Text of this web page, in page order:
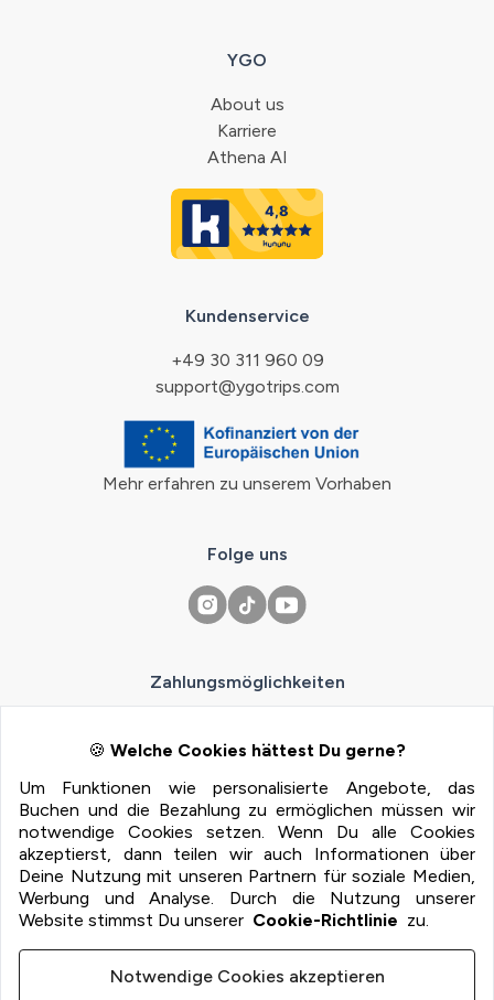
🍪 Welche Cookies hättest Du gerne?
Um Funktionen wie personalisierte Angebote, das
Buchen und die Bezahlung zu ermöglichen müssen wir
notwendige Cookies setzen. Wenn Du alle Cookies
akzeptierst, dann teilen wir auch Informationen über
Deine Nutzung mit unseren Partnern für soziale Medien,
Werbung und Analyse. Durch die Nutzung unserer
Website stimmst Du unserer Cookie-Richtlinie zu.
Notwendige Cookies akzeptieren
YGO
About us
Karriere
Athena AI
Kundenservice
+49 30 311 960 09
support@ygotrips.com
Mehr erfahren zu unserem Vorhaben
Folge uns
Zahlungsmöglichkeiten
Privacy